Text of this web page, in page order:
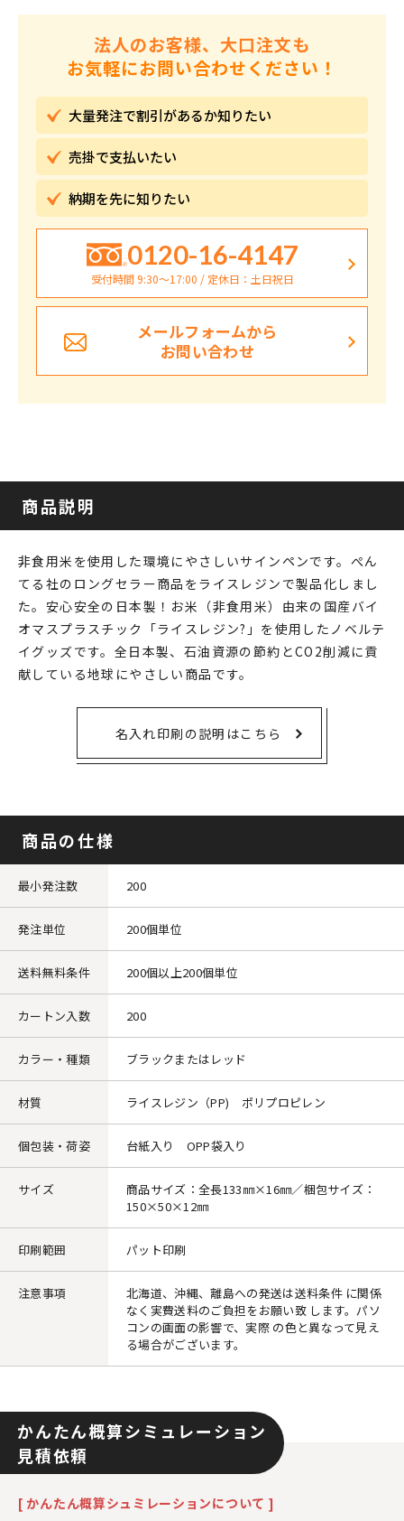
法人のお客様、大口注文も
お気軽にお問い合わせください！
大量発注で割引があるか知りたい
売掛で支払いたい
納期を先に知りたい
0120-16-4147
受付時間 9:30〜17:00 / 定休日：土日祝日
メールフォームから
お問い合わせ
商品説明
非食用米を使用した環境にやさしいサインペンです。ぺん
てる社のロングセラー商品をライスレジンで製品化しまし
た。安心安全の日本製！お米（非食用米）由来の国産バイ
オマスプラスチック「ライスレジン?」を使用したノベルテ
イグッズです。全日本製、石油資源の節約とCO2削減に貢
献している地球にやさしい商品です。
名入れ印刷の説明はこちら
商品の仕様
最小発注数 200
発注単位 200個単位
送料無料条件 200個以上200個単位
カートン入数 200
カラー・種類 ブラックまたはレッド
材質 ライスレジン（PP) ポリプロピレン
個包装・荷姿 台紙入り OPP袋入り
サイズ
商品サイズ：全長133㎜×16㎜／梱包サイズ：
150×50×12㎜
印刷範囲 パット印刷
注意事項
北海道、沖縄、離島への発送は送料条件 に関係
なく実費送料のご負担をお願い致 します。パソ
コンの画面の影響で、実際 の色と異なって見え
る場合がございます。
かんたん概算シミュレーション
見積依頼
[ かんたん概算シュミレーションについて ]